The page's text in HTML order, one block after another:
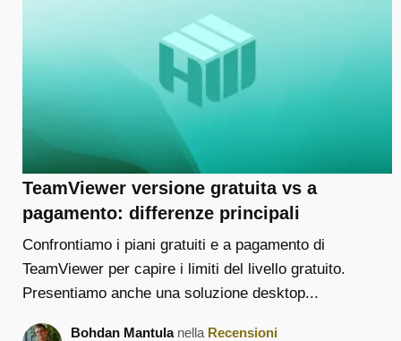
TeamViewer versione gratuita vs a
pagamento: differenze principali
Confrontiamo i piani gratuiti e a pagamento di
TeamViewer per capire i limiti del livello gratuito.
Presentiamo anche una soluzione desktop...
Bohdan Mantulanella Recensioni